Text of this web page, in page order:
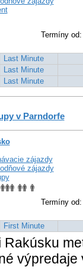
Termíny
Last Minute
Last Minute
Last Minute
v Parndorfe
zájazdy
zájazdy
Termíny
First Minute